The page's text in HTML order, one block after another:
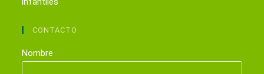
CONTACTO
Nombre